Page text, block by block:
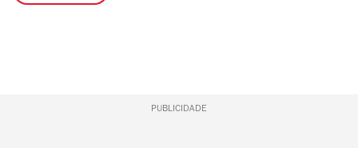
PUBLICIDADE